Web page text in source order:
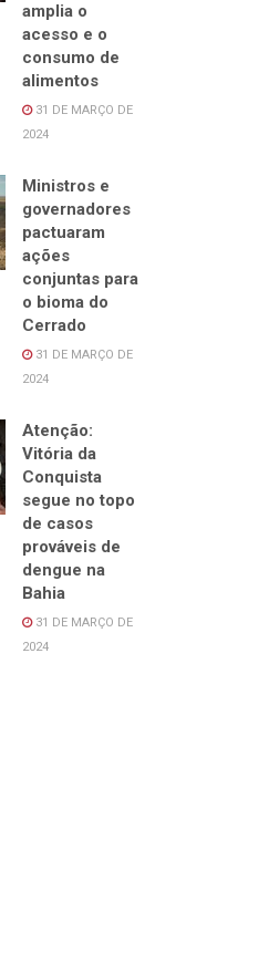
amplia o
acesso e o
consumo de
alimentos
31 DE MARÇO DE
2024
Ministros e
governadores
pactuaram
ações
conjuntas para
o bioma do
Cerrado
31 DE MARÇO DE
2024
Atenção:
Vitória da
Conquista
segue no topo
de casos
prováveis de
dengue na
Bahia
31 DE MARÇO DE
2024